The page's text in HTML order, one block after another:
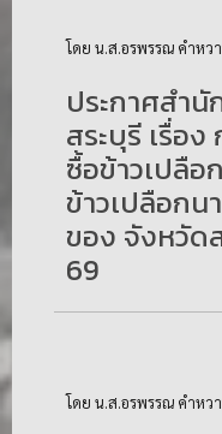
โดย น.ส.อรพรรณ คำหว
ประกาศสำ
สระบุรี เรื่อ
ซื้อข้าวเปลือ
ข้าวเปลือกน
ของ จังหวัด
69
โดย น.ส.อรพรรณ คำหว